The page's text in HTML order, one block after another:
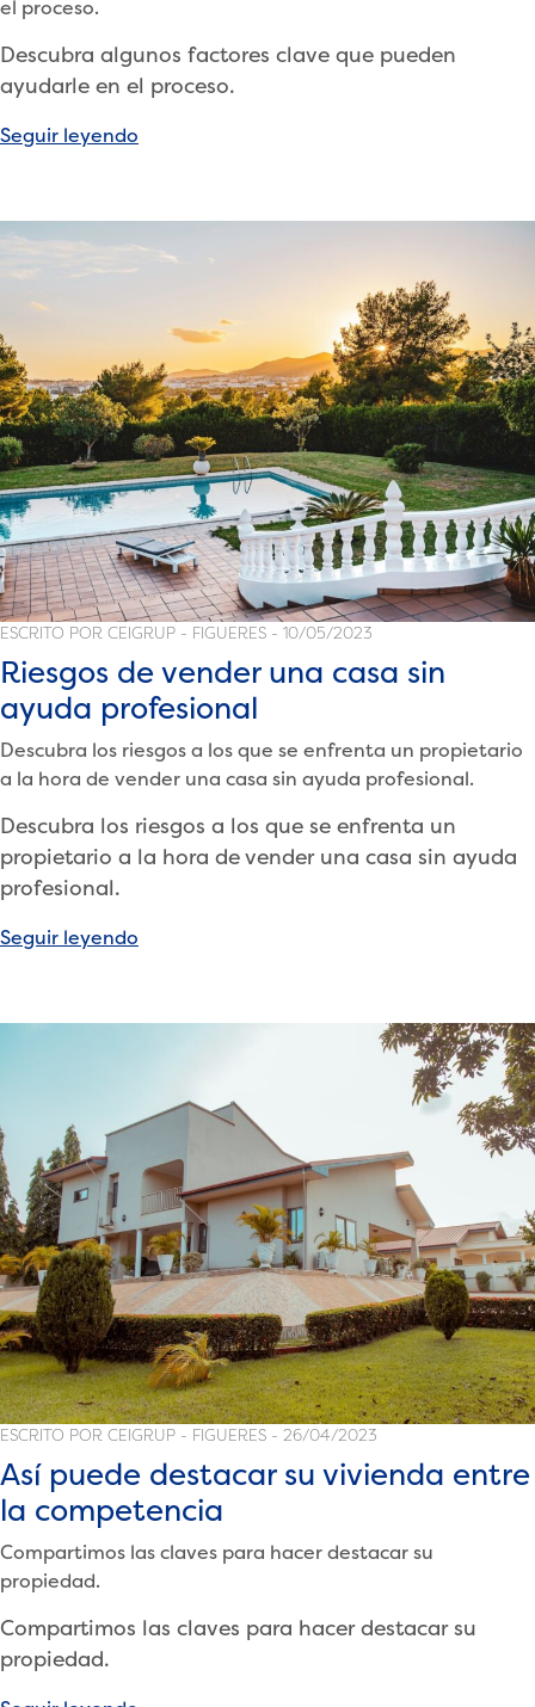
el proceso.
Descubra algunos factores clave que pueden
ayudarle en el proceso.
Seguir leyendo
su
propiedad
momento
adecuado»
ESCRITO POR CEIGRUP - FIGUERES - 10/05/2023
Riesgos de vender una casa sin
ayuda profesional
Descubra los riesgos a los que se enfrenta un propietario
a la hora de vender una casa sin ayuda profesional.
Descubra los riesgos a los que se enfrenta un
propietario a la hora de vender una casa sin ayuda
profesional.
Seguir leyendo
una
ayuda
profesional»
ESCRITO POR CEIGRUP - FIGUERES - 26/04/2023
Así puede destacar su vivienda entre
la competencia
Compartimos las claves para hacer destacar su
propiedad.
Compartimos las claves para hacer destacar su
propiedad.